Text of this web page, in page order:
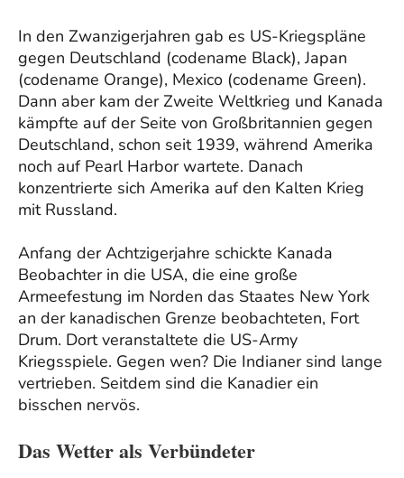
In den Zwanzigerjahren gab es US-Kriegspläne
gegen Deutschland (codename Black), Japan
(codename Orange), Mexico (codename Green).
Dann aber kam der Zweite Weltkrieg und Kanada
kämpfte auf der Seite von Großbritannien gegen
Deutschland, schon seit 1939, während Amerika
noch auf Pearl Harbor wartete. Danach
konzentrierte sich Amerika auf den Kalten Krieg
mit Russland.
Anfang der Achtzigerjahre schickte Kanada
Beobachter in die USA, die eine große
Armeefestung im Norden das Staates New York
an der kanadischen Grenze beobachteten, Fort
Drum. Dort veranstaltete die US-Army
Kriegsspiele. Gegen wen? Die Indianer sind lange
vertrieben. Seitdem sind die Kanadier ein
bisschen nervös.
Das Wetter als Verbündeter